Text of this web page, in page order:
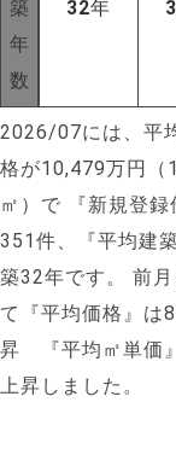
築
年
数
32年
2026/07には、平
格が10,479万円（
㎡）で 『新規登
351件、『平均建
築32年です。
前
て『平均価格』は
昇 『平均㎡単価
上昇しました。